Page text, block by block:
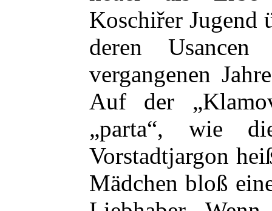
Koschiřer Jugend
deren
vergangenen
Auf der
„parta“, wie
Vorstadtjargon
Mädchen bloß